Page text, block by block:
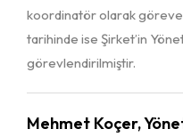
koordinatör olarak göreve
tarihinde ise Şirket’in
görevlendirilmiştir.
Mehmet Koçer,